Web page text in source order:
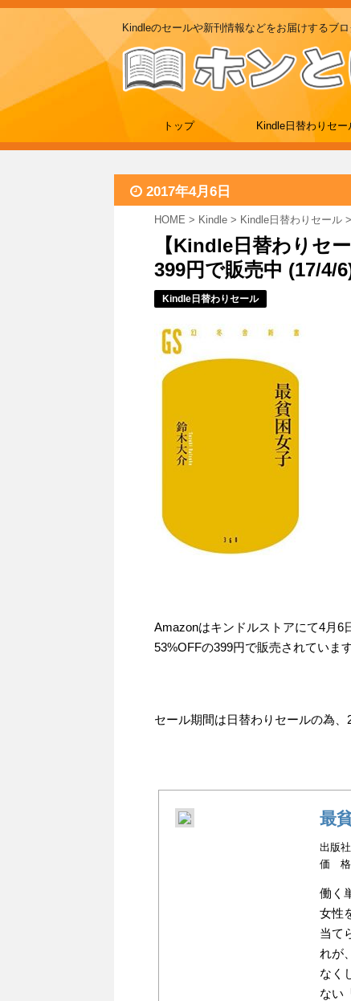
Kindleのセールや新刊情報などをお届けするブ
トップ Kindle日替わりセー
2017年4月6日
HOME > Kindle > Kindle日替わりセール >
【Kindle日替わりセ
399円で販売中 (17/4/
Kindle日替わりセール
Amazonはキンドルストアにて4月6
53%OFFの399円で販売されています
セール期間は日替わりセールの為、
最
出版
価
働く
女性
当て
れが
なく
ない